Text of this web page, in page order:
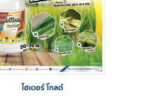
ไฮเตอร์ โกลด์